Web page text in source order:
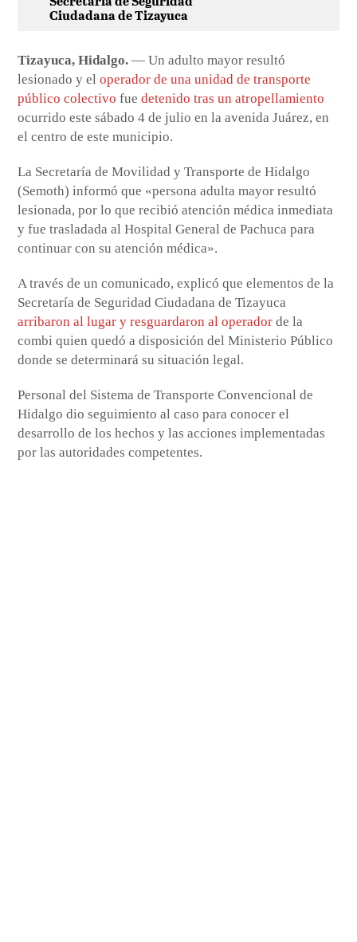
Ciudadana de Tizayuca
Tizayuca, Hidalgo. — Un adulto mayor resultó
lesionado y eloperador de una unidad de transporte
público colectivo fuedetenido tras un atropellamiento
ocurrido este sábado 4 de julio en la avenida Juárez, en
el centro de este municipio.
La Secretaría de Movilidad y Transporte de Hidalgo
(Semoth) informó que «persona adulta mayor resultó
lesionada, por lo que recibió atención médica inmediata
y fue trasladada al Hospital General de Pachuca para
continuar con su atención médica».
A través de un comunicado, explicó que elementos de la
Secretaría de Seguridad Ciudadana de Tizayuca
arribaron al lugar y resguardaron al operador de la
combi quien quedó a disposición del Ministerio Público
donde se determinará su situación legal.
Personal del Sistema de Transporte Convencional de
Hidalgo dio seguimiento al caso para conocer el
desarrollo de los hechos y las acciones implementadas
por las autoridades competentes.